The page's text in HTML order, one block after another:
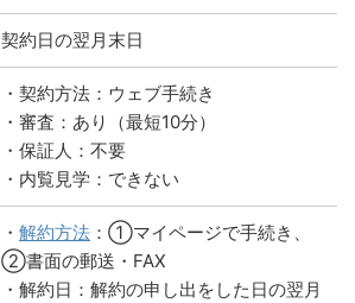
契約日の翌月末日
・契約方法：ウェブ手続き
・審査：あり（最短10分）
・保証人：不要
・内覧見学：できない
・ 解約方法 ：①マイページで手続き、
②書面の郵送・FAX
・解約日：解約の申し出をした日の翌月